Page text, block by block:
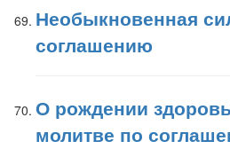
Необыкновенная
соглашению
О рождении
молитве по